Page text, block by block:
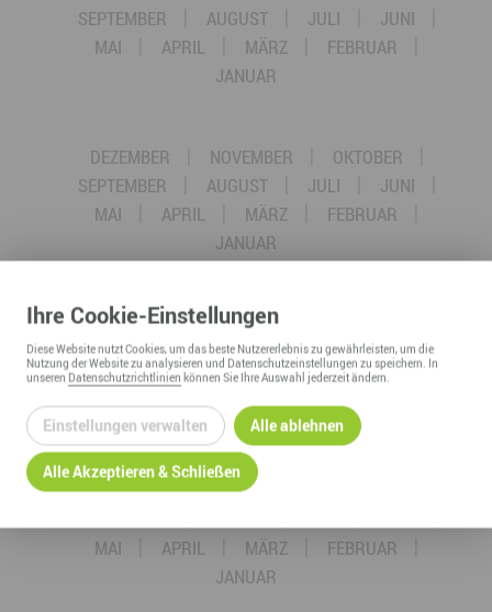
SEPTEMBER
AUGUST JULI
JUNI
MAI
APRIL MÄRZ
FEBRUAR
JANUAR
DEZEMBER NOVEMBER
OKTOBER
SEPTEMBER
AUGUST JULI
JUNI
MAI
APRIL MÄRZ
FEBRUAR
JANUAR
DEZEMBER NOVEMBER
SEPTEMBER
AUGUST JULI
JUNI
MAI
APRIL MÄRZ
FEBRUAR
JANUAR
DEZEMBER NOVEMBER
MAI
APRIL MÄRZ
FEBRUAR
JANUAR
Ihre Cookie-Einstellungen
DieseWebsitenutzt Cookies, um das beste Nutzererlebnis zu gewährleisten, um die
Nutzung derWebsitezu analysieren und Datenschutzeinstellungen zu speichern. In
unseren Datenschutzrichtlinien können Sie Ihre Auswahl jederzeit ändern.
Einstellungen verwalten Alle ablehnen
Alle Akzeptieren & Schließen